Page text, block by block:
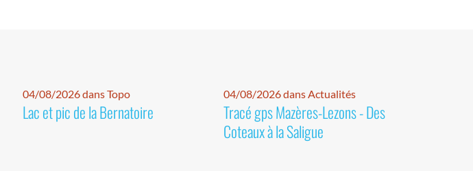
04/08/2026 dans Topo
Lac et pic de la Bernatoire
04/08/2026 dans Actualités
Tracé gps Mazères-Lezons - Des
Coteaux à la Saligue